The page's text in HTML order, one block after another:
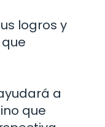
logros y
a
que